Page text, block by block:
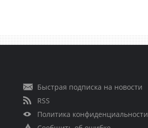
Быстрая подписка на новости
RSS
Политика конфиденциальности